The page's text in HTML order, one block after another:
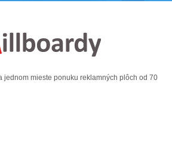
jednom mieste ponuku reklamných plôch od 70